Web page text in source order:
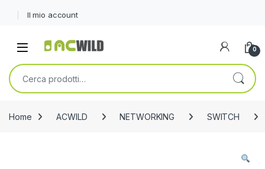
Il mio account
0
Cerca:
Home ACWILD NETWORKING SWITCH